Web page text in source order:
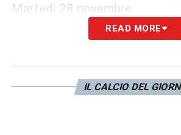
Martedì 28 novembre
LAZIO-CELTIC LIVE 2-0(82′
MILAN-BORUSSIA
READ MORE
IL CALCIO DEL